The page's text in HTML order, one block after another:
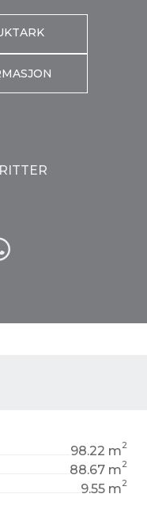
98.22 m2
88.67 m2
9.55 m2